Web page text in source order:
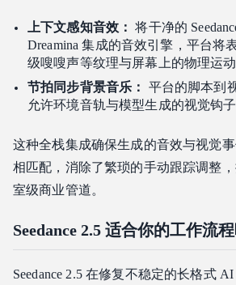
上下文感知音效： 将干净的
Dreamina 集成的音效引擎，平台将
级嗖嗖声等纹理与屏幕上的物理运动
节拍同步背景音乐：
平台的脚本到
允许环境音轨与模型生成的视觉钩
这种全栈集成确保生成的音效与视觉
相匹配，消除了繁琐的手动跟踪调整
室级商业管道。
Seedance 2.5 适合你的工作流
Seedance 2.5 在修复不稳定的长格式